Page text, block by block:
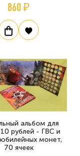
860 ₽
альбом для
рублей - ГВС и
монет,
70 ячеек